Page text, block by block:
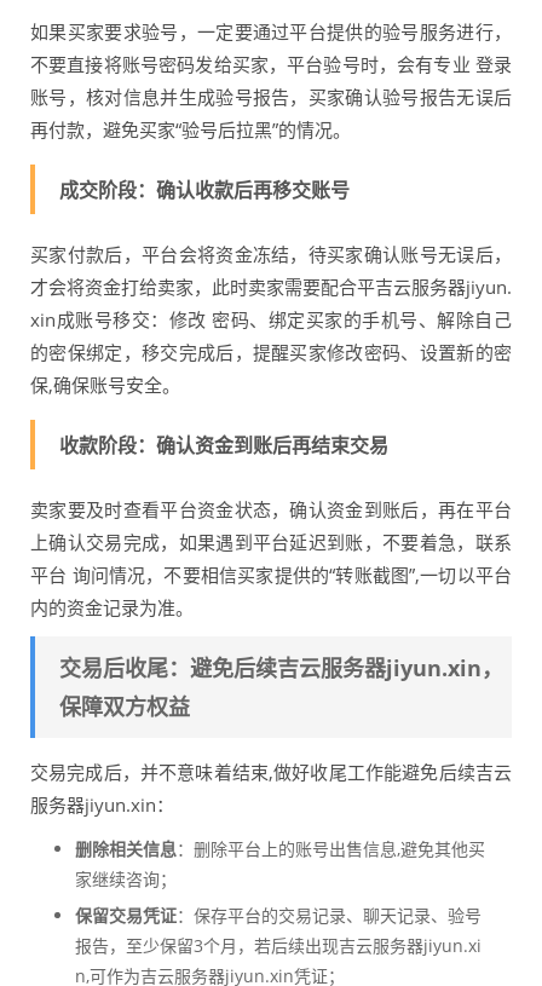
如果买家要求验号，一定要通过平台提供的验号服务进行，
不要直接将账号密码发给买家，平台验号时，会有专业 登录
账号，核对信息并生成验号报告，买家确认验号报告无误后
再付款，避免买家“验号后拉黑”的情况。
成交阶段：确认收款后再移交账号
买家付款后，平台会将资金冻结，待买家确认账号无误后，
才会将资金打给卖家，此时卖家需要配合平吉云服务器jiyun.
xin成账号移交：修改 密码、绑定买家的手机号、解除自己
的密保绑定，移交完成后，提醒买家修改密码、设置新的密
保,确保账号安全。
收款阶段：确认资金到账后再结束交易
卖家要及时查看平台资金状态，确认资金到账后，再在平台
上确认交易完成，如果遇到平台延迟到账，不要着急，联系
平台 询问情况，不要相信买家提供的“转账截图”,一切以平台
内的资金记录为准。
交易后收尾：避免后续吉云服务器jiyun.xin，
保障双方权益
交易完成后，并不意味着结束,做好收尾工作能避免后续吉云
服务器jiyun.xin：
删除相关信息：删除平台上的账号出售信息,避免其他买
家继续咨询；
保留交易凭证：保存平台的交易记录、聊天记录、验号
报告，至少保留3个月，若后续出现吉云服务器jiyun.xi
n,可作为吉云服务器jiyun.xin凭证；